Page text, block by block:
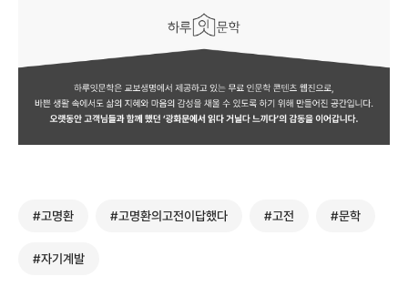
#고명환 #고명환의고전이답했다 #고전 #문학
#자기계발